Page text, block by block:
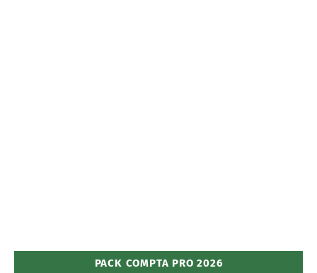
PACK COMPTA PRO 2026